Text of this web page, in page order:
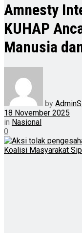
Amnesty
KUHAP
Manusia
by
18 November 2025
in Nasional
0